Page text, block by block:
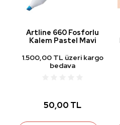
Artline 660 Fosforlu
Kalem Pastel Mavi
1.500,00 TL üzeri kargo
bedava
50,00 TL